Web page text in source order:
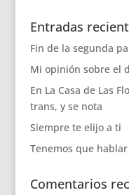
Entradas
Fin de la segunda
Mi opinión sobre el
En La Casa de Las
trans, y se nota
Siempre te elijo a ti
Tenemos que hablar
Comentarios